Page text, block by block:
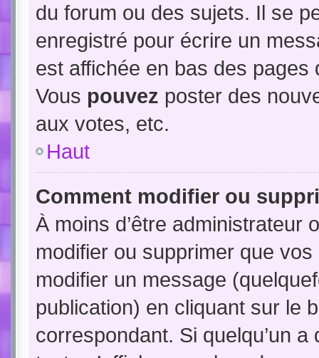
du forum ou des sujets. Il se
enregistré pour écrire un
est affichée en bas des
Vous pouvez poster des
aux votes, etc.
Haut
Comment modifier ou
À moins d’être administrateur
modifier ou supprimer que
modifier un message
publication) en cliquant sur le
correspondant. Si quelqu’un